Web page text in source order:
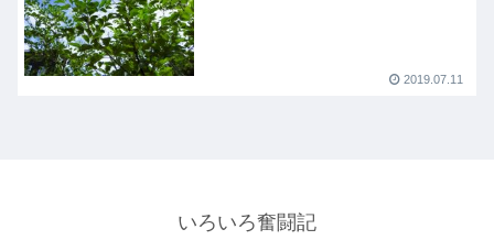
2019.07.11
いろいろ奮闘記